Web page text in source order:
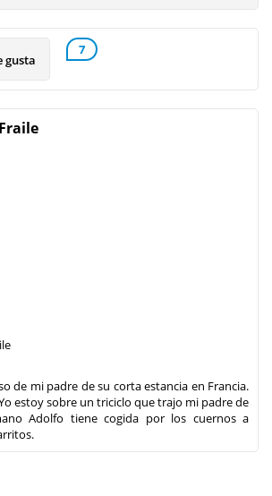
gusta
7
de mi padre de su corta estancia en Francia.
estoy sobre un triciclo que trajo mi padre de
Adolfo tiene cogida por los cuernos a